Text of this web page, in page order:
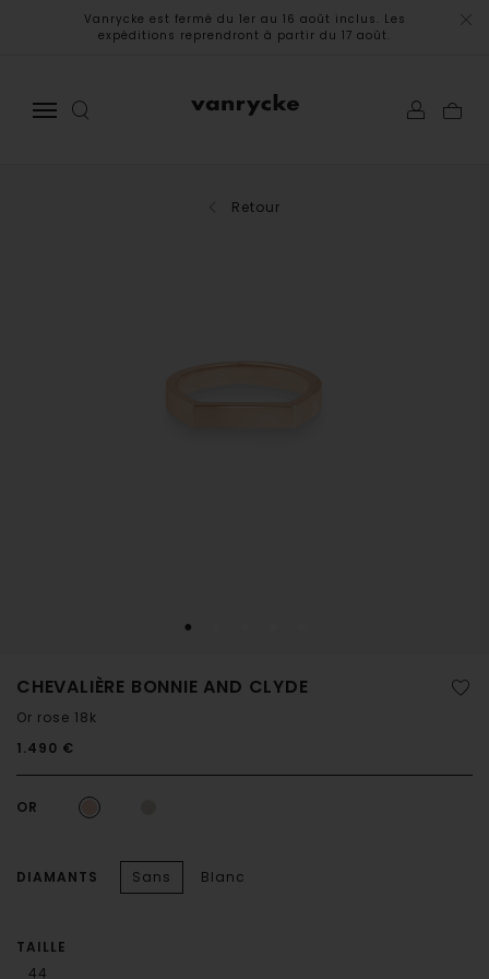
Vanrycke est fermé du 1er au 16 août inclus. Les
expéditions reprendront à partir du 17 août.
Retour
CHEVALIÈRE BONNIE AND CLYDE
Or rose 18k
1.490 €
OR
DIAMANTS Sans Blanc
TAILLE
44